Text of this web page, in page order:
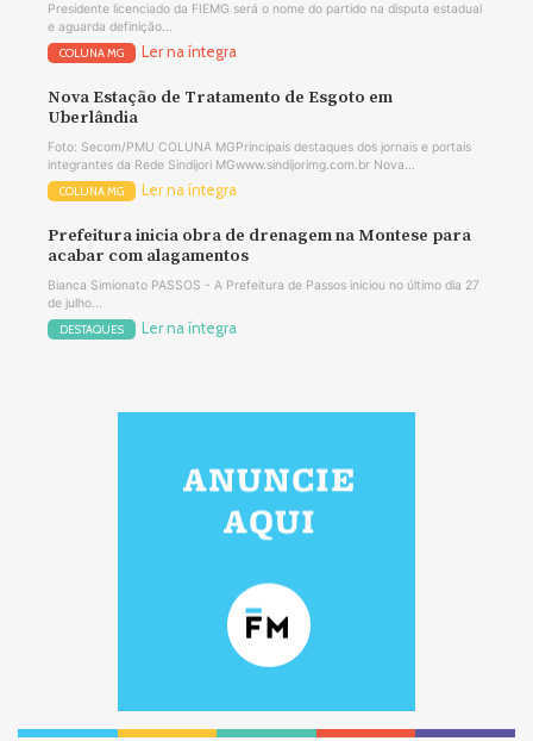
Presidente licenciado da FIEMG será o nome do partido na disputa estadual
e aguarda definição...
COLUNA MG Ler na íntegra
Nova Estação de Tratamento de Esgoto em
Uberlândia
Foto: Secom/PMU COLUNA MGPrincipais destaques dos jornais e portais
integrantes da Rede Sindijori MGwww.sindijorimg.com.br Nova...
COLUNA MG Ler na íntegra
Prefeitura inicia obra de drenagem na Montese para
acabar com alagamentos
Bianca Simionato PASSOS - A Prefeitura de Passos iniciou no último dia 27
de julho...
DESTAQUES Ler na íntegra